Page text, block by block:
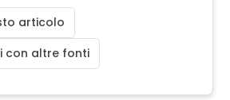
articolo
con altre fonti